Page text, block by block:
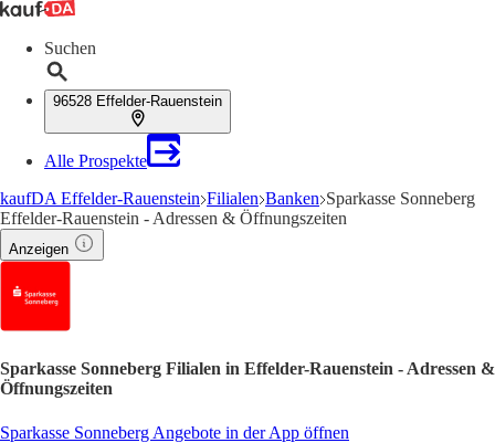
Suchen
96528 Effelder-Rauenstein
Alle Prospekte
kaufDA Effelder-Rauenstein Filialen Banken Sparkasse Sonneberg
Effelder-Rauenstein - Adressen & Öffnungszeiten
Anzeigen
Sparkasse Sonneberg Filialen in Effelder-Rauenstein - Adressen &
Öffnungszeiten
Sparkasse Sonneberg Angebote in der App öffnen